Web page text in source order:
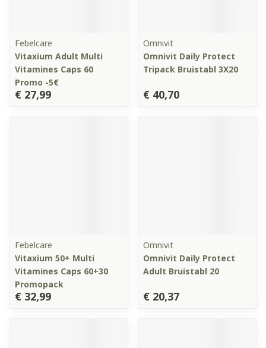
Febelcare
Vitaxium Adult Multi
Vitamines Caps 60
Promo -5€
€ 27,99
Omnivit
Omnivit Daily Protect
Tripack Bruistabl 3X20
€ 40,70
Febelcare
Vitaxium 50+ Multi
Vitamines Caps 60+30
Promopack
€ 32,99
Omnivit
Omnivit Daily Protect
Adult Bruistabl 20
€ 20,37